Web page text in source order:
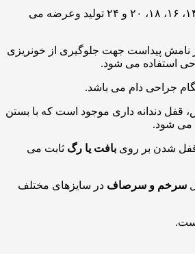
در اندازه های گوناگونی ۱۴، ۱۶، ۱۸، ۲۰ و ۲۴ تولید وعرضه می
نامش پیداست جهت جلوگیری از خونریزی
استفاده می شود.
جراحی دام می باشد.
قفل دندانه داری موجود است که با بستن
می شود.
قفل شدن بر روی بافت یا رگ ثابت می
سرخم و سرصاف در سایزهای مختلف